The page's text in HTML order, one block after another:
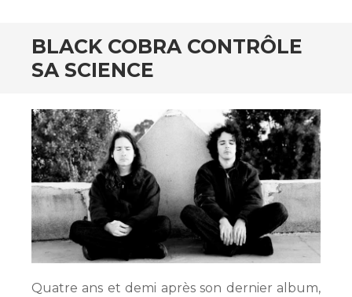
BLACK COBRA CONTRÔLE
SA SCIENCE
Quatre ans et demi après son dernier album,